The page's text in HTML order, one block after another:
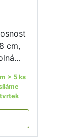
cm,
> 5 ks